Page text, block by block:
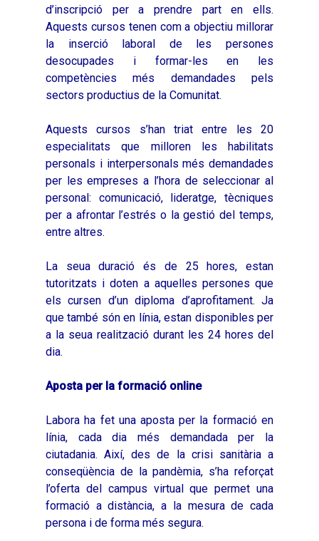
d’inscripció per a prendre part en ells.
Aquests cursos tenen com a objectiu millorar
la inserció laboral de les persones
desocupades i formar-les en les
competències més demandades pels
sectors productius de la Comunitat.
Aquests cursos s’han triat entre les 20
especialitats que milloren les habilitats
personals i interpersonals més demandades
per les empreses a l’hora de seleccionar al
personal: comunicació, lideratge, tècniques
per a afrontar l’estrés o la gestió del temps,
entre altres.
La seua duració és de 25 hores, estan
tutoritzats i doten a aquelles persones que
els cursen d’un diploma d’aprofitament. Ja
que també són en línia, estan disponibles per
a la seua realització durant les 24 hores del
dia.
Aposta per la formació online
Labora ha fet una aposta per la formació en
línia, cada dia més demandada per la
ciutadania. Així, des de la crisi sanitària a
conseqüència de la pandèmia, s’ha reforçat
l’oferta del campus virtual que permet una
formació a distància, a la mesura de cada
persona i de forma més segura.
Necessitats
Formació Pactes 2022
Altres Accions:
2017
2019
2020
2021
2023
Resums Projectes
Informes
Audiovisuals
Informació Estadística
ODS
Noticies
Actualitat
Butlletins de Notícies
Contacte